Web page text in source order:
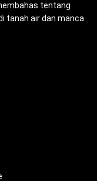
tentang
tanah air dan manca